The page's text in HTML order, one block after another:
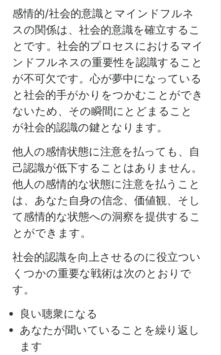
感情的/社会的意識とマインドフルネ
スの関係は、社会的意識を確立するこ
とです。社会的プロセスにおけるマイ
ンドフルネスの重要性を認識すること
が不可欠です。心が夢中になっている
と社会的手がかりをつかむことができ
ないため、その瞬間にとどまること
が社会的認識の鍵となります。
他人の感情状態に注意を払っても、自
己認識が低下することはありません。
他人の感情的な状態に注意を払うこと
は、あなた自身の信念、価値観、そし
て感情的な状態への洞察を提供するこ
とができます。
社会的認識を向上させるのに役立つい
くつかの重要な戦術は次のとおりで
す。
良い聴衆になる
あなたが聞いていることを繰り返し
ます